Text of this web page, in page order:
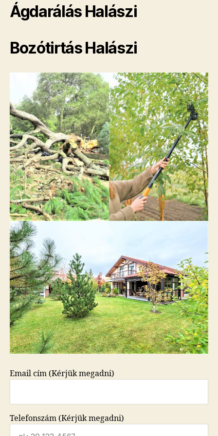
Ágdarálás Halászi
Bozótirtás Halászi
Email cím (Kérjük megadni)
Telefonszám (Kérjük megadni)